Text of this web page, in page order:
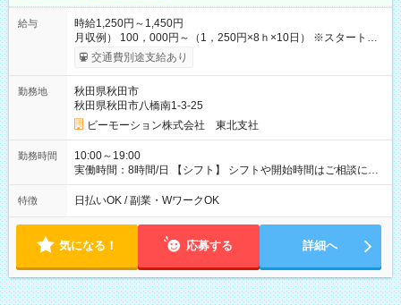
給与
時給1,250円～1,450円
月収例） 100，000円～（1，250円×8ｈ×10日） ※スタート時
給は経験・能力等を考慮 【給与支給日】 月末締めの翌月15日払
い ＊15日が土日祝の場合は前日の平日 ＊日払いも選べます！
場合ガソリン代を支給（勤務地などの条件・規定あり） 【試用
期間】試用期間なし
交通費別途支給あり
勤務地
秋田県秋田市
秋田県秋田市八橋南1-3-25
ビーモーション株式会社 東北支社
勤務時間
10:00～19:00
実働時間：8時間/日 【シフト】 シフトや開始時間はご相談に応
じます。 【休憩】 休憩60分 ※昼40分/夕方20分 【残業】 残業は
ほぼありません。
特徴 日払いOK / 副業・WワークOK
気になる！ 応募する 詳細へ